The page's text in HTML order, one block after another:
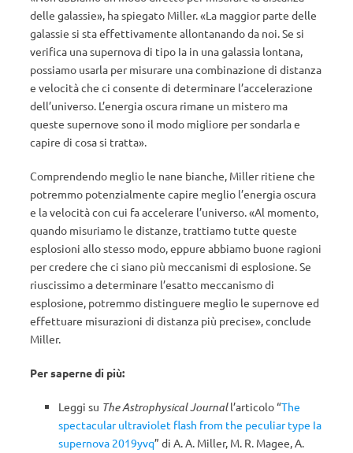
delle galassie», ha spiegato Miller. «La maggior parte delle
galassie si sta effettivamente allontanando da noi. Se si
verifica una supernova di tipo Ia in una galassia lontana,
possiamo usarla per misurare una combinazione di distanza
e velocità che ci consente di determinare l’accelerazione
dell’universo. L’energia oscura rimane un mistero ma
queste supernove sono il modo migliore per sondarla e
capire di cosa si tratta».
Comprendendo meglio le nane bianche, Miller ritiene che
potremmo potenzialmente capire meglio l’energia oscura
e la velocità con cui fa accelerare l’universo. «Al momento,
quando misuriamo le distanze, trattiamo tutte queste
esplosioni allo stesso modo, eppure abbiamo buone ragioni
per credere che ci siano più meccanismi di esplosione. Se
riuscissimo a determinare l’esatto meccanismo di
esplosione, potremmo distinguere meglio le supernove ed
effettuare misurazioni di distanza più precise», conclude
Miller.
Per saperne di più:
Leggi su The Astrophysical Journall’articolo “The
spectacular ultraviolet flash from the peculiar type Ia
supernova 2019yvq” di A. A. Miller, M. R. Magee, A.